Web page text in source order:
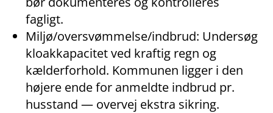
fagligt.
Miljø/oversvømmelse/indbrud: Undersøg
kloakkapacitet ved kraftig regn og
kælderforhold. Kommunen ligger i den
højere ende for anmeldte indbrud pr.
husstand — overvej ekstra sikring.